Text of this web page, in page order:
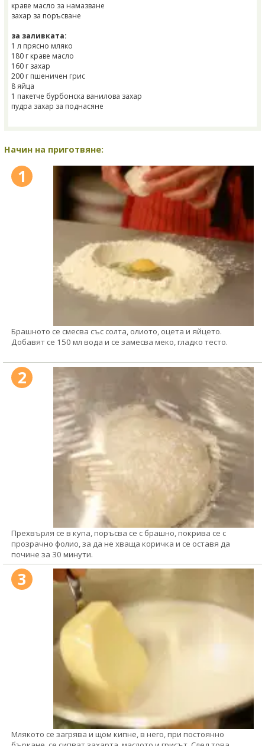
краве масло за намазване
захар за поръсване
за заливката:
1 л прясно мляко
180 г краве масло
160 г захар
200 г пшеничен грис
8 яйца
1 пакетче бурбонска ванилова захар
пудра захар за поднасяне
Начин на приготвяне:
1
Брашното се смесва със солта, олиото, оцета и яйцето.
Добавят се 150 мл вода и се замесва меко, гладко тесто.
2
Прехвърля се в купа, поръсва се с брашно, покрива се с
прозрачно фолио, за да не хваща коричка и се оставя да
почине за 30 минути.
3
Млякото се загрява и щом кипне, в него, при постоянно